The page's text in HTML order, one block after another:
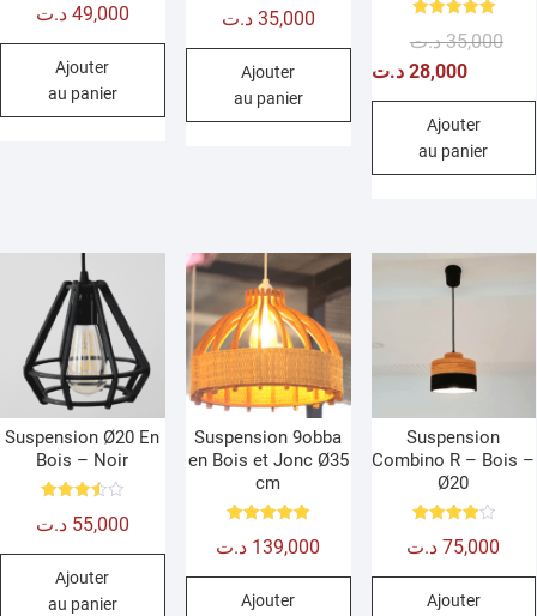
49,000 د.ت
Ajouter
au panier
5.00
35,000 د.ت
Ajouter
au panier
5.00
35,000 د.ت
Le
28,000 د.ت
Le
Ajouter
au panier
Suspension Ø20 En
Bois – Noir
3.5055,000 د.ت
Ajouter
au panier
Suspension 9obba
en Bois et Jonc Ø35
cm
5.00
139,000 د.ت
Ajouter
Suspension
Combino R – Bois –
Ø20
4.00
75,000 د.ت
Ajouter